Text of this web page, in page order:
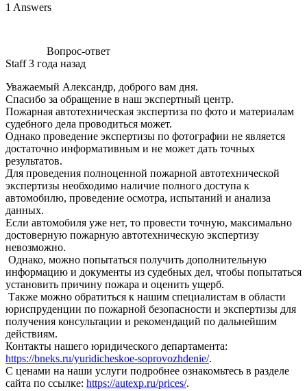
1 Answers
Вопрос-ответ
Staff3 года назад
Уважаемый Александр, доброго вам дня.
Спасибо за обращение в наш экспертный центр.
Пожарная автотехническая экспертиза по фото и материалам
судебного дела проводиться может.
Однако проведение экспертизы по фотографии не является
достаточно информативным и не может дать точных
результатов.
Для проведения полноценной пожарной автотехнической
экспертизы необходимо наличие полного доступа к
автомобилю, проведение осмотра, испытаний и анализа
данных.
Если автомобиля уже нет, то провести точную, максимально
достоверную пожарную автотехническую экспертизу
невозможно.
Однако, можно попытаться получить дополнительную
информацию и документы из судебных дел, чтобы попытаться
установить причину пожара и оценить ущерб.
Также можно обратиться к нашим специалистам в области
юриспруденции по пожарной безопасности и экспертизы для
получения консультации и рекомендаций по дальнейшим
действиям.
Контакты нашего юридического департамента:
https://bneks.ru/yuridicheskoe-soprovozhdenie/.
С ценами на наши услуги подробнее ознакомьтесь в разделе
сайта по ссылке: https://autexp.ru/prices/.